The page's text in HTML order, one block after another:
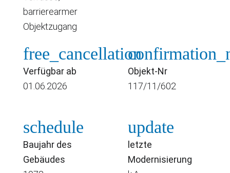
barrierearmer
Objektzugang
free_cancellation
Verfügbar ab
01.06.2026
Objekt-Nr
117/11/602
schedule
Baujahr des
Gebäudes
update
letzte
Modernisierung